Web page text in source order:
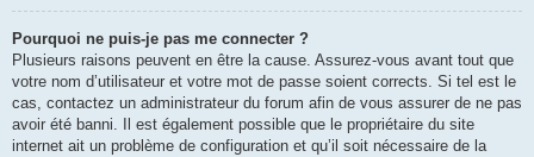
Pourquoi ne puis-je pas me connecter ?
Plusieurs raisons peuvent en être la cause. Assurez-vous avant tout que
votre nom d’utilisateur et votre mot de passe soient corrects. Si tel est le
cas, contactez un administrateur du forum afin de vous assurer de ne pas
avoir été banni. Il est également possible que le propriétaire du site
internet ait un problème de configuration et qu’il soit nécessaire de la